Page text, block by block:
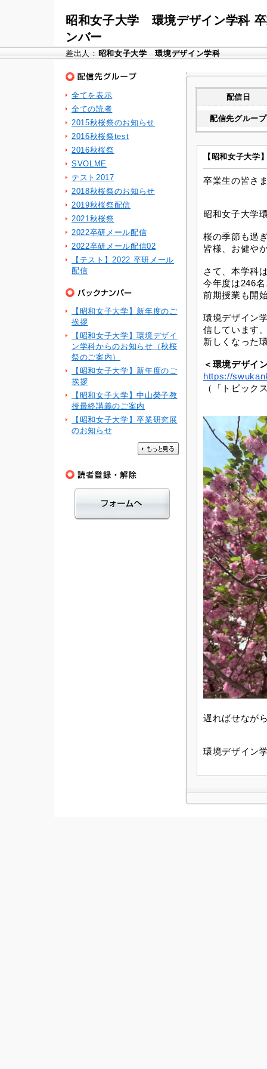
昭和女子大学 環境デザイン学科
ンバー
差出人： 昭和女子大学 環境デザイン学科
配信日
配信先グループ
【昭和女子大学
卒業生の皆さ
昭和女子大学
桜の季節も過
皆様、お健や
さて、本学科
今年度は246
前期授業も開
環境デザイン
信しています
新しくなった
＜環境デザイ
https://
（「トピック
遅ればせなが
環境デザイン
全てを表示
全ての読者
2015秋桜祭のお知らせ
2016秋桜祭test
2016秋桜祭
SVOLME
テスト2017
2018秋桜祭のお知らせ
2019秋桜祭配信
2021秋桜祭
2022卒研メール配信
2022卒研メール配信02
【テスト】2022 卒研メール
配信
【昭和女子大学】新年度のご
挨拶
【昭和女子大学】環境デザイ
ン学科からのお知らせ（秋桜
祭のご案内）
【昭和女子大学】新年度のご
挨拶
【昭和女子大学】中山榮子教
授最終講義のご案内
【昭和女子大学】卒業研究展
のお知らせ